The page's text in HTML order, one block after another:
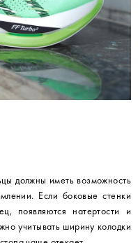
должны иметь возможность
Если боковые стенки
появляются натертости и
учитывать ширину колодки